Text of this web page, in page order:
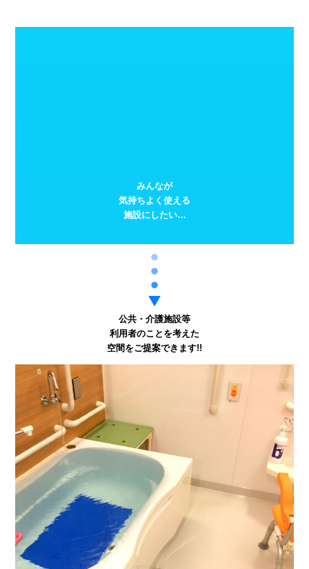
みんなが
気持ちよく使える
施設にしたい…
公共・介護施設等
利用者のことを考えた
空間をご提案できます!!